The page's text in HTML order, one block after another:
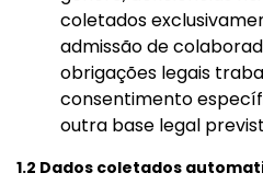
coletados
admissão de
obrigações legais
consentimento
outra base legal
1.2 Dados coletados